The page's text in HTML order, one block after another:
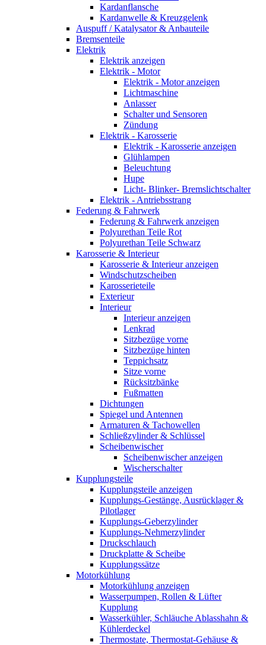
Kardanflansche
Kardanwelle & Kreuzgelenk
Auspuff / Katalysator & Anbauteile
Bremsenteile
Elektrik
Elektrik anzeigen
Elektrik - Motor
Elektrik - Motor anzeigen
Lichtmaschine
Anlasser
Schalter und Sensoren
Zündung
Elektrik - Karosserie
Elektrik - Karosserie anzeigen
Glühlampen
Beleuchtung
Hupe
Licht- Blinker- Bremslichtschalter
Elektrik - Antriebsstrang
Federung & Fahrwerk
Federung & Fahrwerk anzeigen
Polyurethan Teile Rot
Polyurethan Teile Schwarz
Karosserie & Interieur
Karosserie & Interieur anzeigen
Windschutzscheiben
Karosserieteile
Exterieur
Interieur
Interieur anzeigen
Lenkrad
Sitzbezüge vorne
Sitzbezüge hinten
Teppichsatz
Sitze vorne
Rücksitzbänke
Fußmatten
Dichtungen
Spiegel und Antennen
Armaturen & Tachowellen
Schließzylinder & Schlüssel
Scheibenwischer
Scheibenwischer anzeigen
Wischerschalter
Kupplungsteile
Kupplungsteile anzeigen
Kupplungs-Gestänge, Ausrücklager &
Pilotlager
Kupplungs-Geberzylinder
Kupplungs-Nehmerzylinder
Druckschlauch
Druckplatte & Scheibe
Kupplungssätze
Motorkühlung
Motorkühlung anzeigen
Wasserpumpen, Rollen & Lüfter
Kupplung
Wasserkühler, Schläuche Ablasshahn &
Kühlerdeckel
Thermostate, Thermostat-Gehäuse &